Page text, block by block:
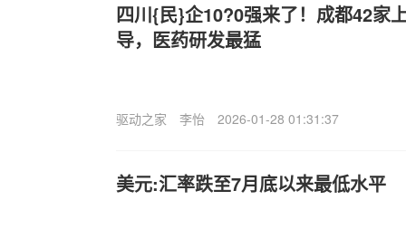
四川{民}企10?0强来了！成都42家
导，医药研发最猛
驱动之家 李怡 2026-01-28 01:31:37
美元:汇率跌至7月底以来最低水平